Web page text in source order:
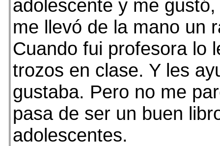
adolescente y me
me llevó de la mano un
Cuando fui profesora lo
trozos en clase. Y les
gustaba. Pero no me
pasa de ser un buen
adolescentes.